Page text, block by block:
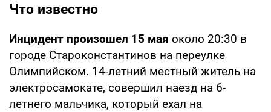
Что известно
Инцидент произошел 15 мая около 20:30 в
городе Староконстантинов на переулке
Олимпийском. 14-летний местный житель на
электросамокате, совершил наезд на 6-
летнего мальчика, который ехал на